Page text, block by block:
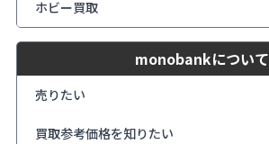
ホビー買取
monobankについて
売りたい
買取参考価格を知りたい